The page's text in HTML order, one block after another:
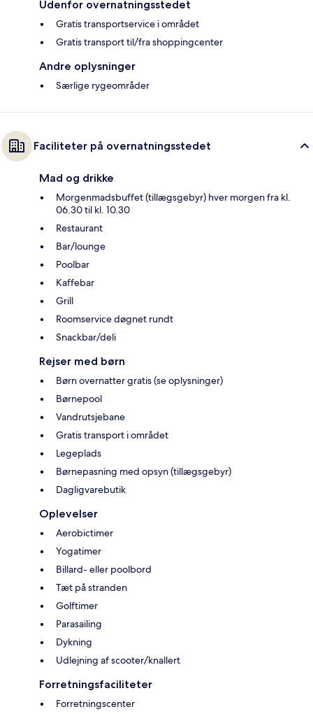
Udenfor overnatningsstedet
Gratis transportservice i området
Gratis transport til/fra shoppingcenter
Andre oplysninger
Særlige rygeområder
Faciliteter på overnatningsstedet
Mad og drikke
Morgenmadsbuffet (tillægsgebyr) hver morgen fra kl.
06.30 til kl. 10.30
Restaurant
Bar/lounge
Poolbar
Kaffebar
Grill
Roomservice døgnet rundt
Snackbar/deli
Rejser med børn
Børn overnatter gratis (se oplysninger)
Børnepool
Vandrutsjebane
Gratis transport i området
Legeplads
Børnepasning med opsyn (tillægsgebyr)
Dagligvarebutik
Oplevelser
Aerobictimer
Yogatimer
Billard- eller poolbord
Tæt på stranden
Golftimer
Parasailing
Dykning
Udlejning af scooter/knallert
Forretningsfaciliteter
Forretningscenter